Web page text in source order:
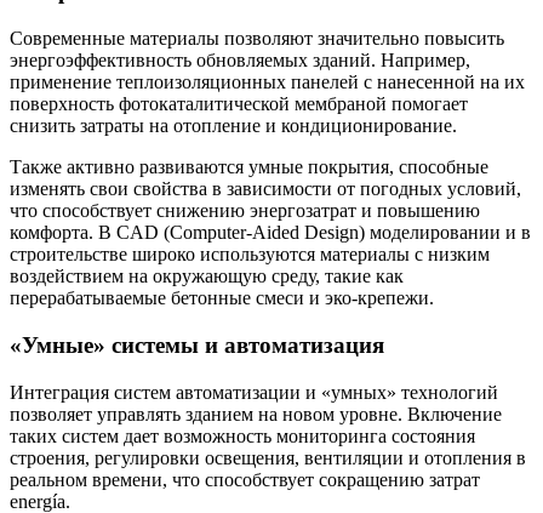
Современные материалы позволяют значительно повысить
энергоэффективность обновляемых зданий. Например,
применение теплоизоляционных панелей с нанесенной на их
поверхность фотокаталитической мембраной помогает
снизить затраты на отопление и кондиционирование.
Также активно развиваются умные покрытия, способные
изменять свои свойства в зависимости от погодных условий,
что способствует снижению энергозатрат и повышению
комфорта. В CAD (Computer-Aided Design) моделировании и в
строительстве широко используются материалы с низким
воздействием на окружающую среду, такие как
перерабатываемые бетонные смеси и эко-крепежи.
«Умные» системы и автоматизация
Интеграция систем автоматизации и «умных» технологий
позволяет управлять зданием на новом уровне. Включение
таких систем дает возможность мониторинга состояния
строения, регулировки освещения, вентиляции и отопления в
реальном времени, что способствует сокращению затрат
energía.